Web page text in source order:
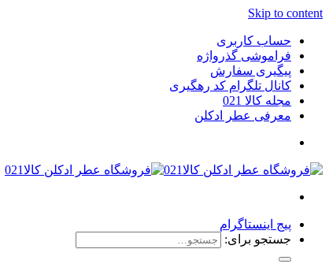
Skip to content
حساب کاربری
فراموشی گذرواژه
پیگیری سفارش
کانال تلگرام کد رهگیری
مجله کالا 021
معرفی عطر ادکلن
پیج اینستاگرام
جستجو برای: